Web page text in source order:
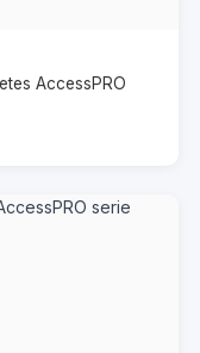
AccessPRO